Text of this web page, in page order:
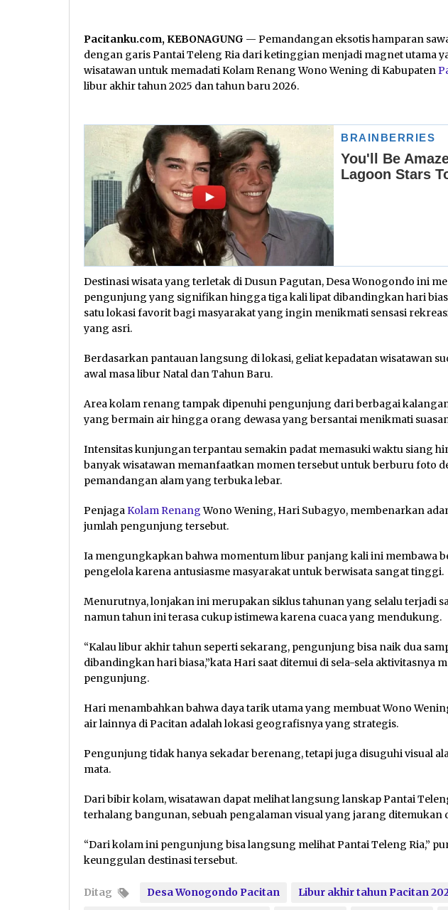
Pacitanku.com, KEBONAGUNG — Pemandangan eksotis hamparan
dengan garis Pantai Teleng Ria dari ketinggian menjadi magnet utama
wisatawan untuk memadati Kolam Renang Wono Wening di Kabupaten
libur akhir tahun 2025 dan tahun baru 2026.
Destinasi wisata yang terletak di Dusun Pagutan, Desa Wonogondo ini
pengunjung yang signifikan hingga tiga kali lipat dibandingkan hari
satu lokasi favorit bagi masyarakat yang ingin menikmati sensasi
yang asri.
Berdasarkan pantauan langsung di lokasi, geliat kepadatan wisatawan
awal masa libur Natal dan Tahun Baru.
Area kolam renang tampak dipenuhi pengunjung dari berbagai
yang bermain air hingga orang dewasa yang bersantai menikmati
Intensitas kunjungan terpantau semakin padat memasuki waktu siang
banyak wisatawan memanfaatkan momen tersebut untuk berburu foto
pemandangan alam yang terbuka lebar.
PenjagaKolam RenangWono Wening, Hari Subagyo, membenarkan
jumlah pengunjung tersebut.
Ia mengungkapkan bahwa momentum libur panjang kali ini membawa
pengelola karena antusiasme masyarakat untuk berwisata sangat tinggi.
Menurutnya, lonjakan ini merupakan siklus tahunan yang selalu terjadi
namun tahun ini terasa cukup istimewa karena cuaca yang mendukung.
“Kalau libur akhir tahun seperti sekarang, pengunjung bisa naik dua
dibandingkan hari biasa,”kata Hari saat ditemui di sela-sela aktivitasnya
pengunjung.
Hari menambahkan bahwa daya tarik utama yang membuat Wono
air lainnya di Pacitan adalah lokasi geografisnya yang strategis.
Pengunjung tidak hanya sekadar berenang, tetapi juga disuguhi visual
mata.
Dari bibir kolam, wisatawan dapat melihat langsung lanskap Pantai
terhalang bangunan, sebuah pengalaman visual yang jarang ditemukan
“Dari kolam ini pengunjung bisa langsung melihat Pantai Teleng Ria,”
keunggulan destinasi tersebut.
Ditag Desa Wonogondo Pacitan Libur akhir tahun Pacitan